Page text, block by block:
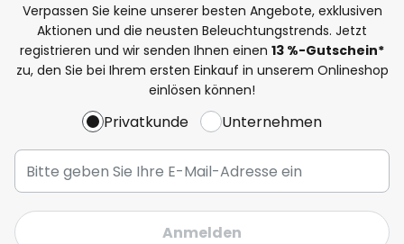
Verpassen Sie keine unserer besten Angebote, exklusiven
Aktionen und die neusten Beleuchtungstrends. Jetzt
registrieren und wir senden Ihnen einen 13 %-Gutschein*
zu, den Sie bei Ihrem ersten Einkauf in unserem Onlineshop
einlösen können!
Privatkunde Unternehmen
Anmelden